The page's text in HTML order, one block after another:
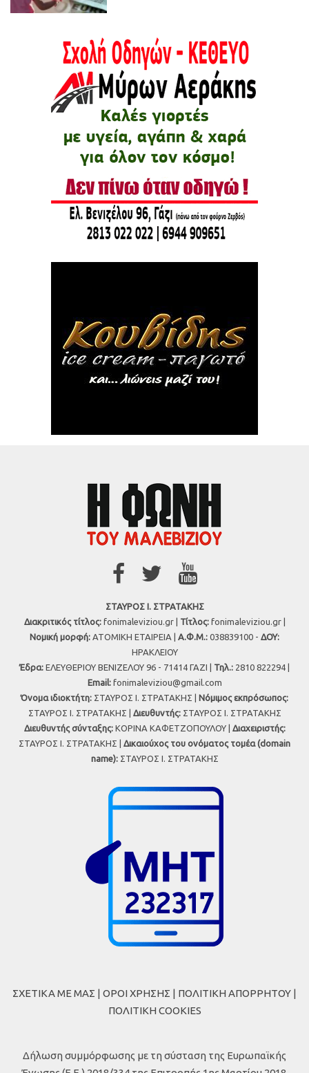
ΣΤΑΥΡΟΣ Ι. ΣΤΡΑΤΑΚΗΣ
Διακριτικός τίτλος:fonimaleviziou.gr | Τίτλος:fonimaleviziou.gr |
Νομική μορφή: ΑΤΟΜΙΚΗ ΕΤΑΙΡΕΙΑ | Α.Φ.Μ.: 038839100 - ΔΟΥ:
ΗΡΑΚΛΕΙΟΥ
Έδρα: ΕΛΕΥΘΕΡΙΟΥ ΒΕΝΙΖΕΛΟΥ 96 - 71414 ΓΑΖΙ | Τηλ.: 2810 822294 |
Εmail: fonimaleviziou@gmail.com
Όνομα ιδιοκτήτη: ΣΤΑΥΡΟΣ Ι. ΣΤΡΑΤΑΚΗΣ | Νόμιμος εκπρόσωπος:
ΣΤΑΥΡΟΣ Ι. ΣΤΡΑΤΑΚΗΣ | Διευθυντής:ΣΤΑΥΡΟΣ Ι. ΣΤΡΑΤΑΚΗΣ
Διευθυντής σύνταξης:ΚΟΡΙΝΑ ΚΑΦΕΤΖΟΠΟΥΛΟΥ | Διαχειριστής:
ΣΤΑΥΡΟΣ Ι. ΣΤΡΑΤΑΚΗΣ | Δικαιούχος του ονόματος τομέα (domain
name):ΣΤΑΥΡΟΣ Ι. ΣΤΡΑΤΑΚΗΣ
ΣΧΕΤΙΚΑ ΜΕ ΜΑΣ | ΟΡΟΙ ΧΡΗΣΗΣ | ΠΟΛΙΤΙΚΗ ΑΠΟΡΡΗΤΟΥ |
ΠΟΛΙΤΙΚΗ COOKIES
Δήλωση συμμόρφωσης με τη σύσταση της Ευρωπαϊκής